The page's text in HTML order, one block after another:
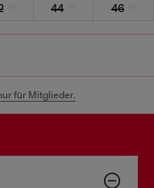
44 46
für Mitglieder.